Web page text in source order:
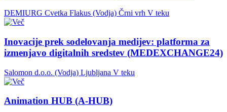
DEMIURG Cvetka Flakus (Vodja) Črni vrh V teku
Inovacije prek sodelovanja medijev: platforma za
izmenjavo digitalnih sredstev (MEDEXCHANGE24)
Salomon d.o.o. (Vodja) Ljubljana V teku
Animation HUB (A-HUB)